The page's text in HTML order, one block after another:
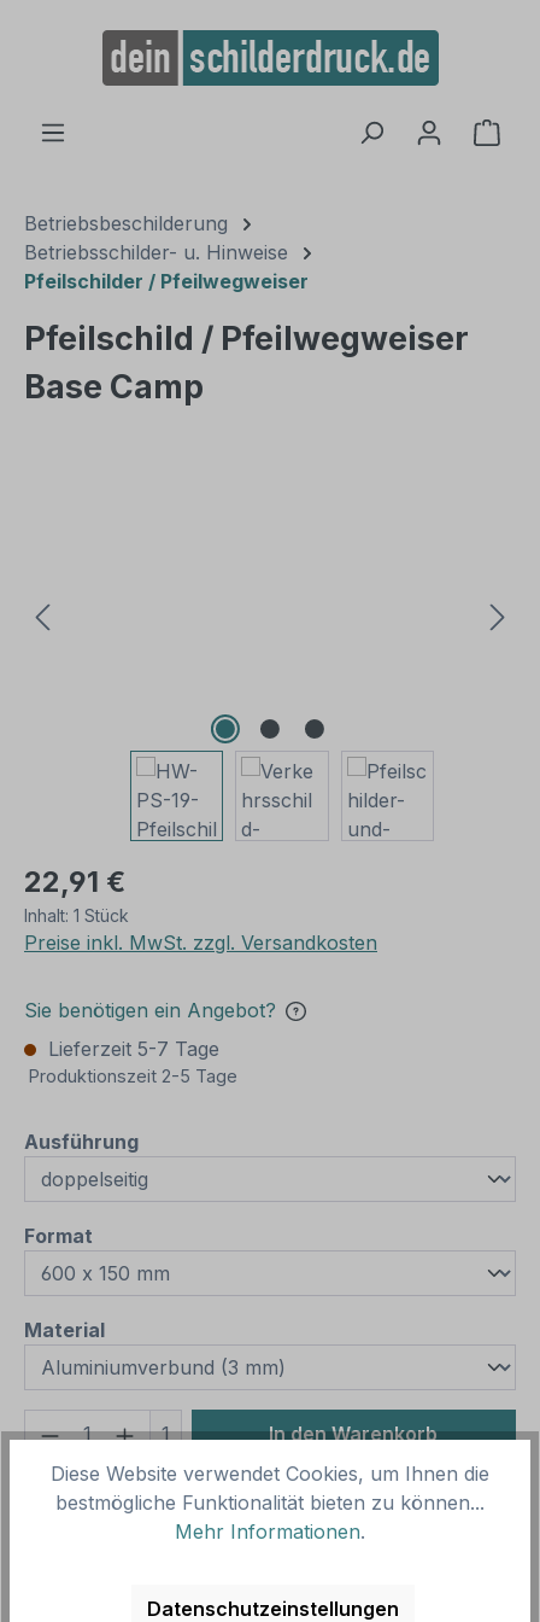
springen
Betriebsbeschilderung
Betriebsschilder- u. Hinweise
Pfeilschilder / Pfeilwegweiser
Pfeilschild / Pfeilwegweiser
Base Camp
22,91 €
Inhalt: 1 Stück
Preise inkl. MwSt. zzgl. Versandkosten
Sie benötigen ein Angebot?
Lieferzeit 5-7 Tage
Produktionszeit 2-5 Tage
Ausführungauswählen
Format
Materialauswählen
Produkt Anzahl: Gib den gewünschten
1 In den Warenkorb
Produktnummer:SH15967.13
Vorlagenummer: HW-PS-19
Beschreibung
Diese Website verwendet Cookies, um Ihnen die
bestmögliche Funktionalität bieten zu können...
Mehr Informationen.
Datenschutzeinstellungen